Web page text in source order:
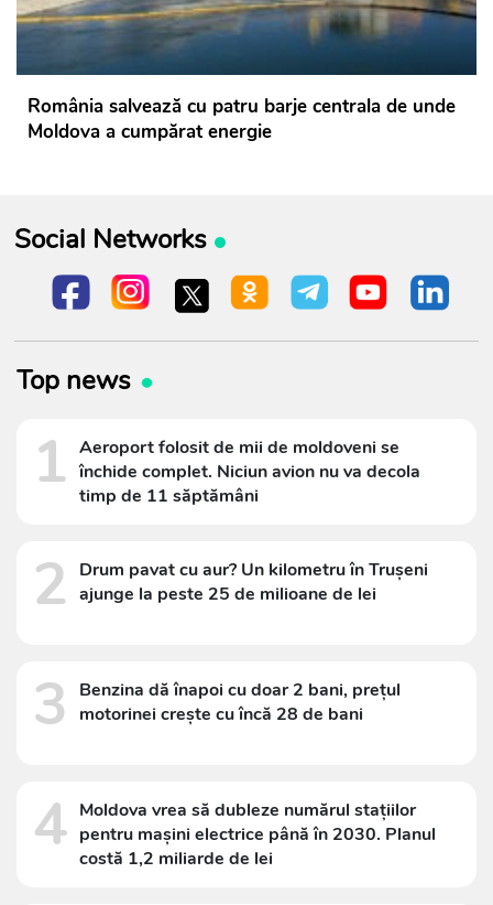
România salvează cu patru barje centrala de unde
Moldova a cumpărat energie
Social Networks
Top news
1 Aeroport folosit de mii de moldoveni se
închide complet. Niciun avion nu va decola
timp de 11 săptămâni
2
Drum pavat cu aur? Un kilometru în Trușeni
ajunge la peste 25 de milioane de lei
3
Benzina dă înapoi cu doar 2 bani, prețul
motorinei crește cu încă 28 de bani
4 Moldova vrea să dubleze numărul stațiilor
pentru mașini electrice până în 2030. Planul
costă 1,2 miliarde de lei